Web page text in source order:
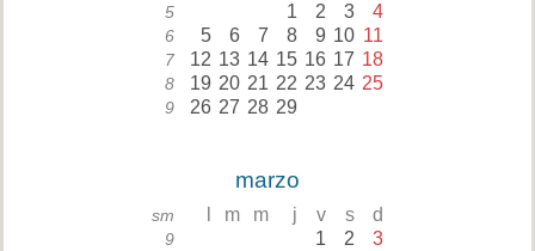
5 1 2 3 4
6 5 6 7 8 9 10 11
7 12 13 14 15 16 17 18
8 19 20 21 22 23 24 25
9 26 27 28 29
marzo
sm m m j v s d
9 1 2 3